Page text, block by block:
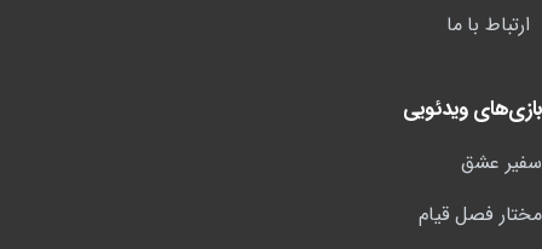
ارتباط با ما
بازی‌های ویدئویی
سفیر عشق
مختار فصل قیام